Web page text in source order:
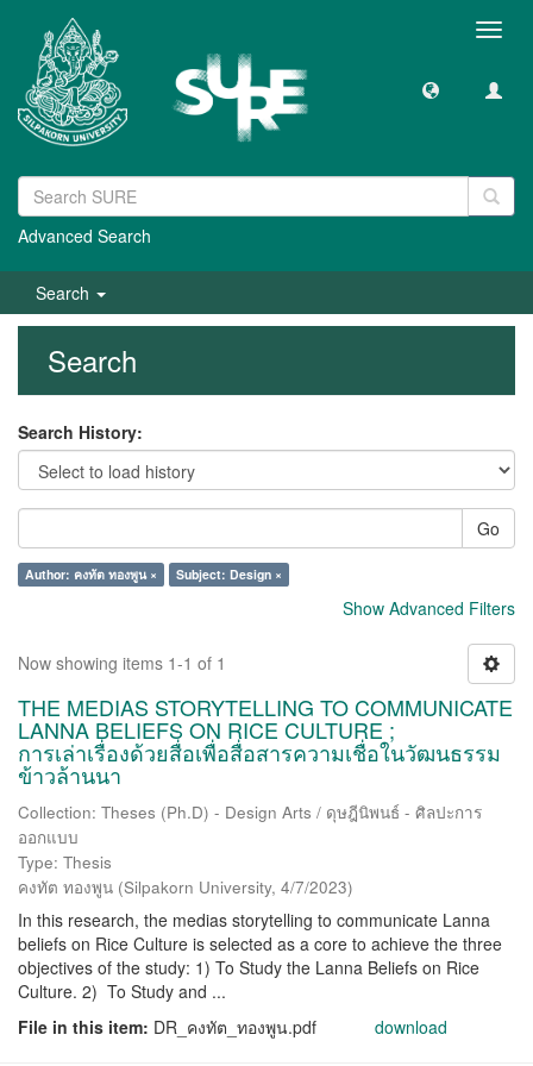
Advanced Search
Search
Search
Search History:
Go
Author: คงทัต ทองพูน × Subject: Design ×
Show Advanced Filters
Now showing items 1-1 of 1
THE MEDIAS STORYTELLING TO COMMUNICATE
LANNA BELIEFS ON RICE CULTURE ;
การเล่าเรื่องด้วยสื่อเพื่อสื่อสารความเชื่อในวัฒนธรรม
ข้าวล้านนา
Collection: Theses (Ph.D) - Design Arts / ดุษฎีนิพนธ์ - ศิลปะการ
ออกแบบ
Type: Thesis
คงทัต ทองพูน (Silpakorn University, 4/7/2023)
In this research, the medias storytelling to communicate Lanna
beliefs on Rice Culture is selected as a core to achieve the three
objectives of the study: 1) To Study the Lanna Beliefs on Rice
Culture. 2) To Study and ...
File in this item: DR_คงทัต_ทองพูน.pdf download